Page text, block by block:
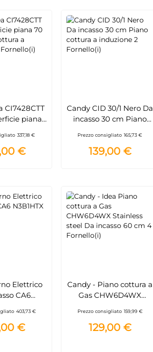
CI7428CTT
piana
Fornello(i)
337,18 €
€
Candy CID 30/1 Nero Da
incasso 30 cm Piano
Fornello(i)
Prezzo consigliato 165,73 €
139,00 €
Elettrico
CA6
403,73 €
€
Candy - Piano cottura a
Gas CHW6D4WX
incasso 60 cm, 4
Fornelli, Gpl, Piano in
Prezzo consigliato 159,99 €
129,00 €